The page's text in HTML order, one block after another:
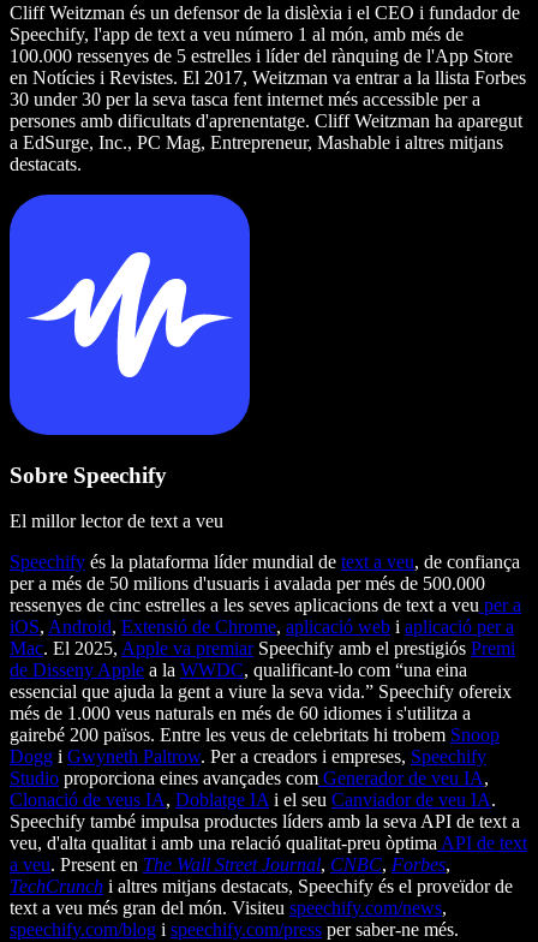
Cliff Weitzman és un defensor de la dislèxia i el CEO i fundador de
Speechify, l'app de text a veu número 1 al món, amb més de
100.000 ressenyes de 5 estrelles i líder del rànquing de l'App Store
en Notícies i Revistes. El 2017, Weitzman va entrar a la llista Forbes
30 under 30 per la seva tasca fent internet més accessible per a
persones amb dificultats d'aprenentatge. Cliff Weitzman ha aparegut
a EdSurge, Inc., PC Mag, Entrepreneur, Mashable i altres mitjans
destacats.
Sobre Speechify
El millor lector de text a veu
Speechify és la plataforma líder mundial de text a veu, de confiança
per a més de 50 milions d'usuaris i avalada per més de 500.000
ressenyes de cinc estrelles a les seves aplicacions de text a veu per a
iOS, Android, Extensió de Chrome, aplicació web i aplicació per a
Mac. El 2025, Apple va premiarSpeechify amb el prestigiós Premi
de Disseny Apple a la WWDC, qualificant-lo com “una eina
essencial que ajuda la gent a viure la seva vida.” Speechify ofereix
més de 1.000 veus naturals en més de 60 idiomes i s'utilitza a
gairebé 200 països. Entre les veus de celebritats hi trobem Snoop
Dogg i Gwyneth Paltrow. Per a creadors i empreses, Speechify
Studio proporciona eines avançades com Generador de veu IA,
Clonació de veus IA, Doblatge IA i el seu Canviador de veu IA.
Speechify també impulsa productes líders amb la seva API de text a
veu, d'alta qualitat i amb una relació qualitat-preu òptima API de text
a veu. Present en The Wall Street Journal, CNBC, Forbes,
TechCrunch i altres mitjans destacats, Speechify és el proveïdor de
text a veu més gran del món. Visiteu speechify.com/news,
speechify.com/blog i speechify.com/press per saber-ne més.